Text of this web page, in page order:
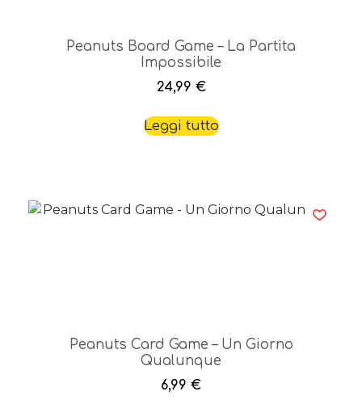
Peanuts Board Game – La Partita
Impossibile
24,99 €
Leggi tutto
Peanuts Card Game – Un Giorno
Qualunque
6,99 €